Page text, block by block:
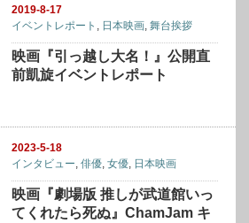
2019-8-17
イベントレポート , 日本映画,舞台挨拶
映画『引っ越し大名！』公開直
前凱旋イベントレポート
2023-5-18
インタビュー,俳優,女優, 日本映画
映画『劇場版 推しが武道館いっ
てくれたら死ぬ』ChamJam キ